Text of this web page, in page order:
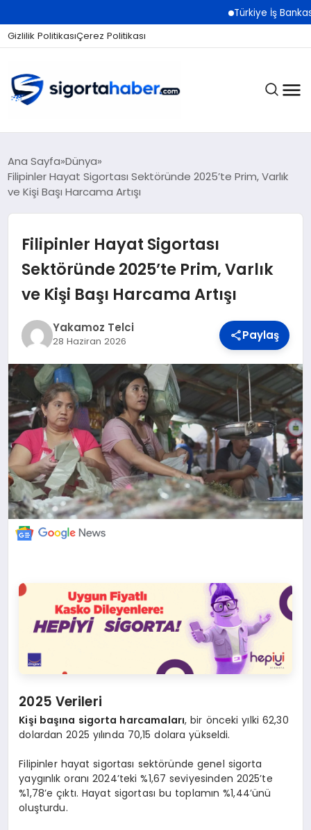
Türkiye İş Bankası
Gizlilik PolitikasıÇerez Politikası
SIGORTA
EKONOMI
BILIM VE TEKNOLOJI
OTOMOBIL
KÜNYE
İLETIŞIM
Ana Sayfa Dünya
Filipinler Hayat Sigortası Sektöründe 2025’te Prim, Varlık
ve Kişi Başı Harcama Artışı
Filipinler Hayat Sigortası
Sektöründe 2025’te Prim, Varlık
ve Kişi Başı Harcama Artışı
Yakamoz Telci
28 Haziran 2026 Paylaş
2025 Verileri
Kişi başına sigorta harcamaları, bir önceki yılki 62,30
dolardan 2025 yılında 70,15 dolara yükseldi.
Filipinler hayat sigortası sektöründe genel sigorta
yaygınlık oranı 2024’teki %1,67 seviyesinden 2025’te
%1,78’e çıktı. Hayat sigortası bu toplamın %1,44’ünü
oluşturdu.